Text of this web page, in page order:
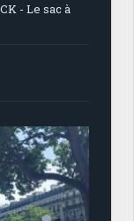
- Le sac à